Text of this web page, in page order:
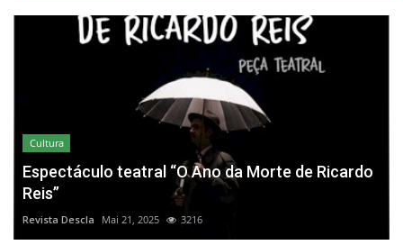
Cultura
Espectáculo teatral “O Ano da Morte de Ricardo
Reis”
Revista Descla Mai 21, 2025 3216